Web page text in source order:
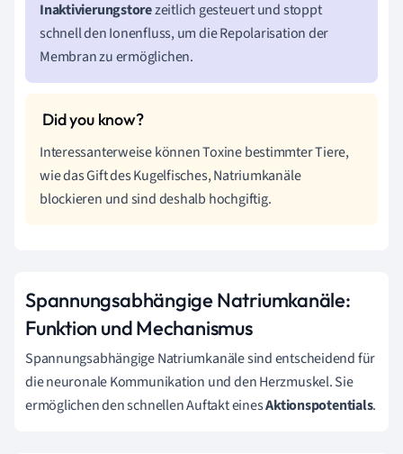
Inaktivierungstorezeitlich gesteuert und stoppt
schnell den Ionenfluss, um die Repolarisation der
Membran zu ermöglichen.
Interessanterweise können Toxine bestimmter Tiere,
wie das Gift des Kugelfisches, Natriumkanäle
blockieren und sind deshalb hochgiftig.
Spannungsabhängige Natriumkanäle:
Funktion und Mechanismus
Spannungsabhängige Natriumkanäle sind entscheidend für
die neuronale Kommunikation und den Herzmuskel. Sie
ermöglichen den schnellen Auftakt einesAktionspotentials.